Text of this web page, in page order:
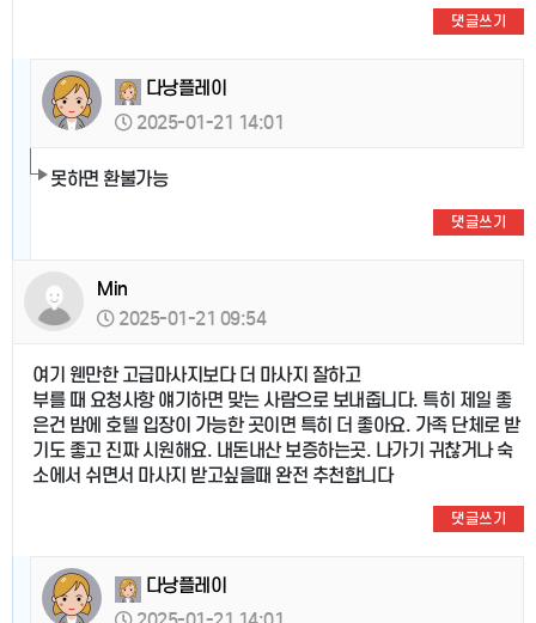
댓글쓰기
다낭플레이
2025-01-21 14:01
못하면 환불가능
댓글쓰기
Min
2025-01-21 09:54
여기 웬만한 고급마사지보다 더 마사지 잘하고
부를 때 요청사항 얘기하면 맞는 사람으로 보내줍니다. 특히 제일 좋
은건 밤에 호텔 입장이 가능한 곳이면 특히 더 좋아요. 가족 단체로 받
기도 좋고 진짜 시원해요. 내돈내산 보증하는곳. 나가기 귀찮거나 숙
소에서 쉬면서 마사지 받고싶을때 완전 추천합니다
댓글쓰기
다낭플레이